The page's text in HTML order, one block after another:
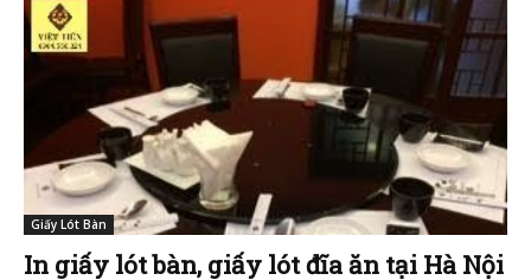
Giấy Lót Bàn
In giấy lót bàn, giấy lót đĩa ăn tại Hà Nội